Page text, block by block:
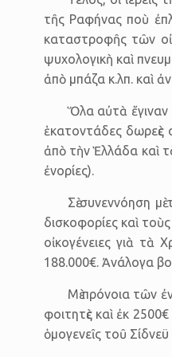
τῆς Ραφήνας ποὺ
καταστροφῆς τῶν
ψυχολογικὴ καὶ
ἀπὸ μπάζα κ.λπ. καὶ
Ὅλα αὐτὰ ἔγιναν
ἑκατοντάδες δωρεὲς
ἀπὸ τὴν Ἑλλάδα καὶ
ἐνορίες).
Σὲ συνεννόηση
δισκο­φορίες καὶ
οἰκογένειες γιὰ τὰ
188.000€. Ἀνάλογα
Μὲ πρόνοια τῶν
φοιτητὲς καὶ ἐκ
ὁμογενεῖς τοῦ